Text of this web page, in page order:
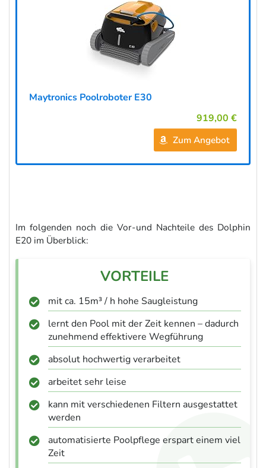
Maytronics Poolroboter E30
919,00 €
Zum Angebot
Im folgenden noch die Vor-und Nachteile des Dolphin
E20 im Überblick:
mit ca. 15m³ / h hohe Saugleistung
lernt den Pool mit der Zeit kennen – dadurch
zunehmend effektivere Wegführung
absolut hochwertig verarbeitet
arbeitet sehr leise
kann mit verschiedenen Filtern ausgestattet
werden
automatisierte Poolpflege erspart einem viel
Zeit